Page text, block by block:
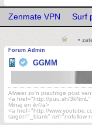
Zenmate VPN Surf
•
Forum Admin
GGMM
Alweer zo'n prachtige post van
<a href="http://puu.sh/
Minaj en ik</a>
<a href="http://
target="_blank" rel="nofollow